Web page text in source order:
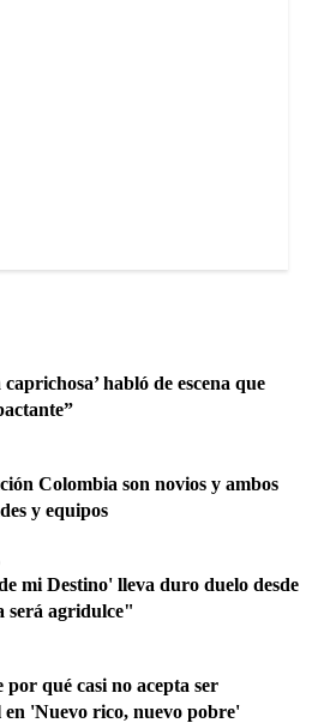
habló de escena que
Colombia son novios y ambos
y equipos
mi Destino' lleva duro duelo desde
será agridulce"
qué casi no acepta ser
en 'Nuevo rico, nuevo pobre'